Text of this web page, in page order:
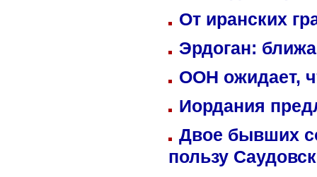
От иранских
Эрдоган:
ООН ожидает,
Иордания
Двое бывших
пользу